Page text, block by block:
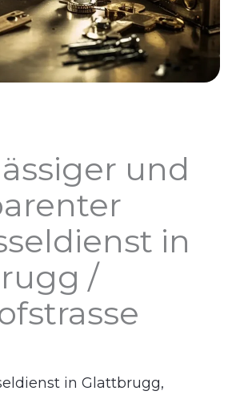
und
in
/
in Glattbrugg,